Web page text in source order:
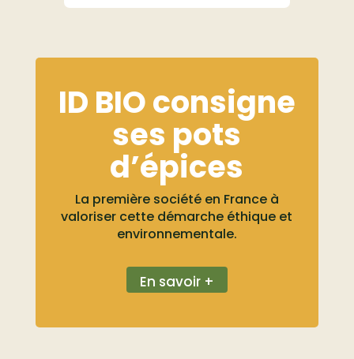
ID BIO consigne
ses pots
d’épices
La première société en France à
valoriser cette démarche éthique et
environnementale.
En savoir +